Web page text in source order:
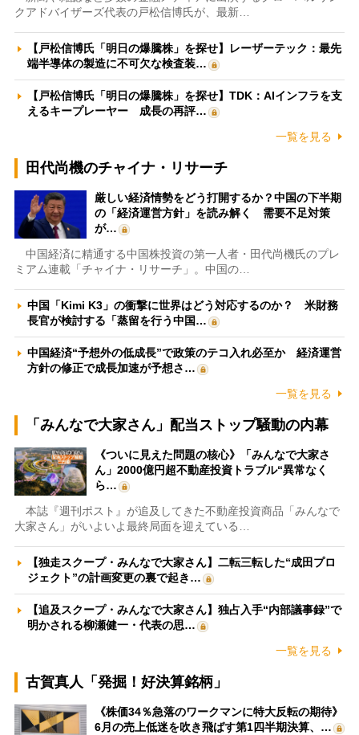
クアドバイザーズ代表の戸松信博氏が、最新…
【戸松信博氏「明日の爆騰株」を探せ】レーザーテック：最先
端半導体の製造に不可欠な検査装…
【戸松信博氏「明日の爆騰株」を探せ】TDK：AIインフラを支
えるキープレーヤー 成長の再評…
一覧を見る
田代尚機のチャイナ・リサーチ
厳しい経済情勢をどう打開するか？中国の下半期
の「経済運営方針」を読み解く 需要不足対策
が…
中国経済に精通する中国株投資の第一人者・田代尚機氏のプレ
ミアム連載「チャイナ・リサーチ」。中国の…
中国「Kimi K3」の衝撃に世界はどう対応するのか？ 米財務
長官が検討する「蒸留を行う中国…
中国経済“予想外の低成長”で政策のテコ入れ必至か 経済運営
方針の修正で成長加速が予想さ…
一覧を見る
「みんなで大家さん」配当ストップ騒動の内幕
《ついに見えた問題の核心》「みんなで大家さ
ん」2000億円超不動産投資トラブル“異常なく
ら…
本誌『週刊ポスト』が追及してきた不動産投資商品「みんなで
大家さん」がいよいよ最終局面を迎えている…
【独走スクープ・みんなで大家さん】二転三転した“成田プロ
ジェクト”の計画変更の裏で起き…
【追及スクープ・みんなで大家さん】独占入手“内部議事録”で
明かされる柳瀬健一・代表の思…
一覧を見る
古賀真人「発掘！好決算銘柄」
《株価34％急落のワークマンに特大反転の期待》
6月の売上低迷を吹き飛ばす第1四半期決算、…